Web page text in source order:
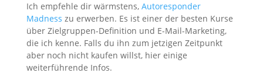
Ich empfehle dir wärmstens, Autoresponder
Madness zu erwerben. Es ist einer der besten Kurse
über Zielgruppen-Definition und E-Mail-Marketing,
die ich kenne. Falls du ihn zum jetzigen Zeitpunkt
aber noch nicht kaufen willst, hier einige
weiterführende Infos.